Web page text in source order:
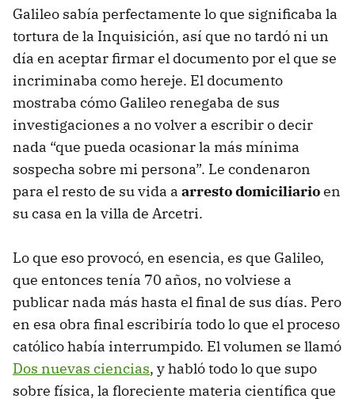
Galileo sabía perfectamente lo que significaba la
tortura de la Inquisición, así que no tardó ni un
día en aceptar firmar el documento por el que se
incriminaba como hereje. El documento
mostraba cómo Galileo renegaba de sus
investigaciones a no volver a escribir o decir
nada “que pueda ocasionar la más mínima
sospecha sobre mi persona”. Le condenaron
para el resto de su vida a arresto domiciliarioen
su casa en la villa de Arcetri.
Lo que eso provocó, en esencia, es que Galileo,
que entonces tenía 70 años, no volviese a
publicar nada más hasta el final de sus días. Pero
en esa obra final escribiría todo lo que el proceso
católico había interrumpido. El volumen se llamó
Dos nuevas ciencias, y habló todo lo que supo
sobre física, la floreciente materia científica que